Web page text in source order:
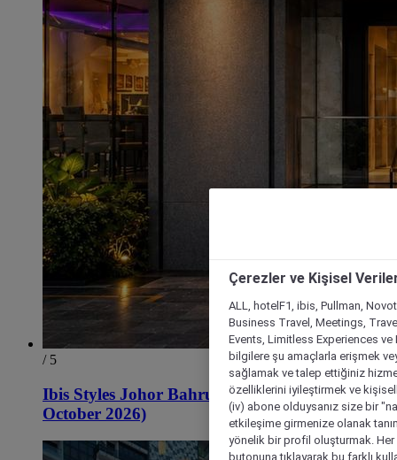
/ 5
Ibis Styles Johor Bahru City Centre (Opening
October 2026)
Çerezler ve Kişisel
ALL, hotelF1, ibis, Pullman,
Business Travel, Meetings,
Events, Limitless Experiences
bilgilere şu amaçlarla erişmek
sağlamak ve talep ettiğiniz
özelliklerini iyileştirmek ve
(iv) abone olduysanız size bir
etkileşime girmenize olanak
yönelik bir profil oluşturmak.
butonuna tıklayarak bu farklı